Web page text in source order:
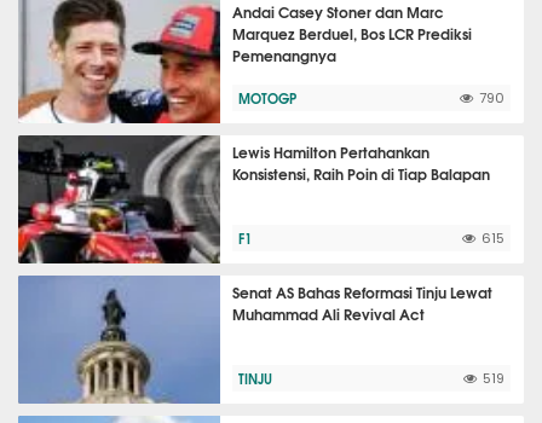
Andai Casey Stoner dan Marc
Marquez Berduel, Bos LCR Prediksi
Pemenangnya
MOTOGP 790
Lewis Hamilton Pertahankan
Konsistensi, Raih Poin di Tiap Balapan
F1 615
Senat AS Bahas Reformasi Tinju Lewat
Muhammad Ali Revival Act
TINJU 519